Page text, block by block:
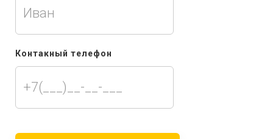
Контакный телефон